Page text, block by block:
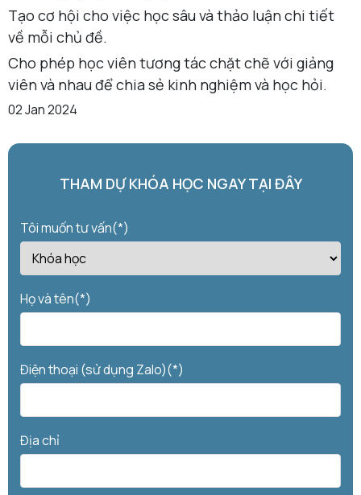
Tạo cơ hội cho việc học sâu và thảo luận chi tiết
về mỗi chủ đề.
Cho phép học viên tương tác chặt chẽ với giảng
viên và nhau để chia sẻ kinh nghiệm và học hỏi.
02 Jan 2024
THAM DỰ KHÓA HỌC NGAY TẠI ĐÂY
Tôi muốn tư vấn(*)
Họ và tên(*)
Điện thoại (sử dụng Zalo)(*)
Địa chỉ